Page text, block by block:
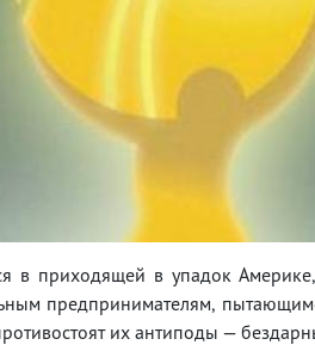
в приходящей в упадок
предпринимателям,
их антиподы —